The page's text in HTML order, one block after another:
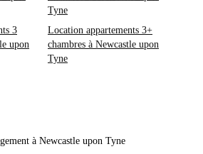
Tyne
3
upon
Location appartements 3+
chambres à Newcastle upon
Tyne
à Newcastle upon Tyne